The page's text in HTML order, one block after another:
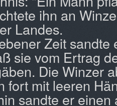
ihn an
Landes.
Zeit sandte
sie vom Ertrag
Die Winzer
fort mit leeren
sandte er einen